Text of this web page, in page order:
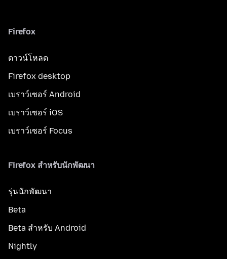
Firefox
ดาวน์โหลด
Firefox desktop
เบราว์เซอร์ Android
เบราว์เซอร์ iOS
เบราว์เซอร์ Focus
Firefox สำหรับนักพัฒนา
รุ่นนักพัฒนา
Beta
Beta สำหรับ Android
Nightly